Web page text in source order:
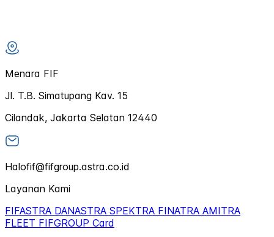
Menara FIF
Jl. T.B. Simatupang Kav. 15
Cilandak, Jakarta Selatan 12440
Halofif@fifgroup.astra.co.id
Layanan Kami
FIFASTRA DANASTRA SPEKTRA FINATRA AMITRA
FLEET FIFGROUP Card